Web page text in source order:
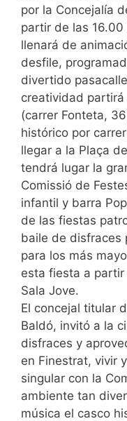
por la Concejalía
partir de las
llenará de
desfile,
divertido
creatividad
(carrer Fonteta,
histórico por
llegar a la Plaça
tendrá lugar la
Comissió de
infantil y barra
de las fiestas
baile de disfraces
para los más
esta fiesta a
Sala Jove.
El concejal titular
Baldó, invitó a la
disfraces y
en Finestrat, vivir
singular con la
ambiente tan
música el casco